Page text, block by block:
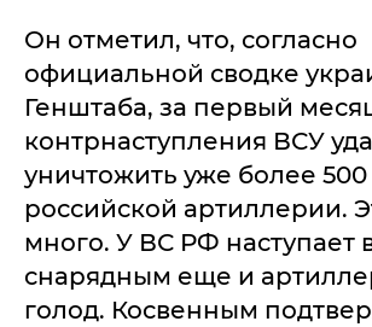
Он отметил, что, согласно
официальной сводке
Генштаба, за первый
контрнаступления ВСУ
уничтожить уже более
российской артиллерии.
много. У ВС РФ наступает
снарядным еще и
голод. Косвенным